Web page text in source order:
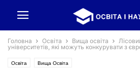
Головна Освіта Вища освіта
університетів, які можуть конкурувати з
Освіта Вища Освіта